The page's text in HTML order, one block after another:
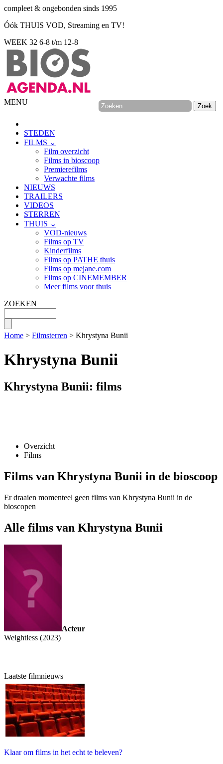
compleet & ongebonden sinds 1995
Óók THUIS VOD, Streaming en TV!
WEEK 32 6-8 t/m 12-8
MENU
STEDEN
FILMS ⌄
Film overzicht
Films in bioscoop
Premierefilms
Verwachte films
NIEUWS
TRAILERS
VIDEOS
STERREN
THUIS ⌄
VOD-nieuws
Films op TV
Kinderfilms
Films op PATHE thuis
Films op mejane.com
Films op CINEMEMBER
Meer films voor thuis
ZOEKEN
Home > Filmsterren > Khrystyna Bunii
Khrystyna Bunii
Khrystyna Bunii: films
Overzicht
Films
Films van Khrystyna Bunii in de bioscoop
Er draaien momenteel geen films van Khrystyna Bunii in de
bioscopen
Alle films van Khrystyna Bunii
Acteur
Weightless (2023)
Laatste filmnieuws
Klaar om films in het echt te beleven?